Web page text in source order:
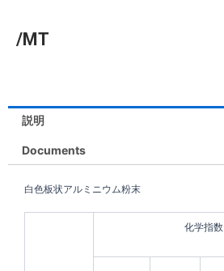
/MT
説明
Documents
白色板状アルミニウム粉末
化学指数